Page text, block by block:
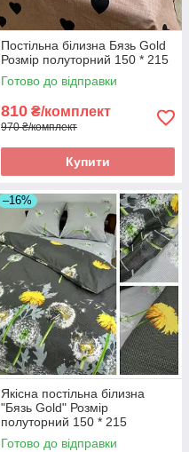
Постільна білизна Бязь Gold
Розмір полуторний 150 * 215
Готово до відправки
810 ₴/комплект
970 ₴/комплект
Купити
–16%
Якісна постільна білизна
"Бязь Gold" Розмір
полуторний 150 * 215
Готово до відправки